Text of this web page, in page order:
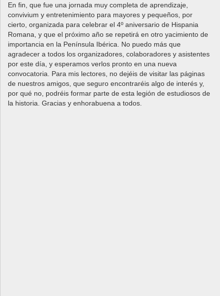
En fin, que fue una jornada muy completa de aprendizaje,
convivium y entretenimiento para mayores y pequeños, por
cierto, organizada para celebrar el 4º aniversario de Hispania
Romana, y que el próximo año se repetirá en otro yacimiento de
importancia en la Península Ibérica. No puedo más que
agradecer a todos los organizadores, colaboradores y asistentes
por este día, y esperamos verlos pronto en una nueva
convocatoria. Para mis lectores, no dejéis de visitar las páginas
de nuestros amigos, que seguro encontraréis algo de interés y,
por qué no, podréis formar parte de esta legión de estudiosos de
la historia. Gracias y enhorabuena a todos.